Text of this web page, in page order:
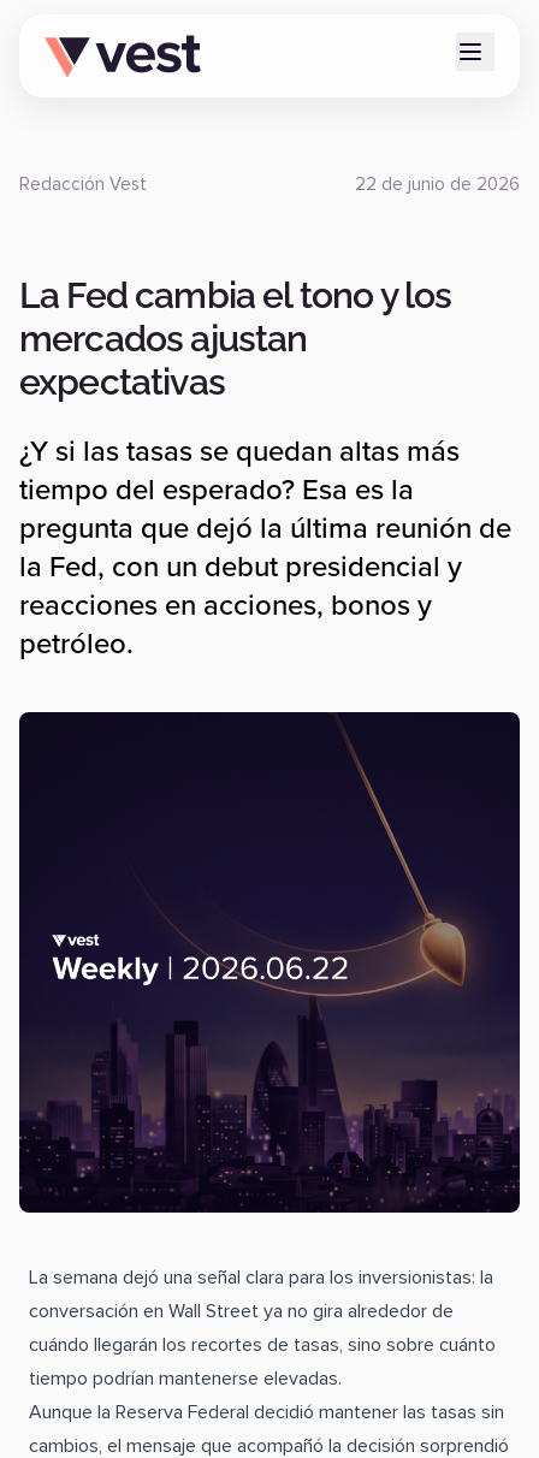
Redacción Vest 22 de junio de 2026
La Fed cambia el tono y los
mercados ajustan
expectativas
¿Y si las tasas se quedan altas más
tiempo del esperado? Esa es la
pregunta que dejó la última reunión de
la Fed, con un debut presidencial y
reacciones en acciones, bonos y
petróleo.
La semana dejó una señal clara para los inversionistas: la
conversación en Wall Street ya no gira alrededor de
cuándo llegarán los recortes de tasas, sino sobre cuánto
tiempo podrían mantenerse elevadas.
Aunque la Reserva Federal decidió mantener las tasas sin
cambios, el mensaje que acompañó la decisión sorprendió